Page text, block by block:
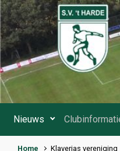
Spring naar de hoofdinhoud
Nieuws
Home Klaverjas vereniging